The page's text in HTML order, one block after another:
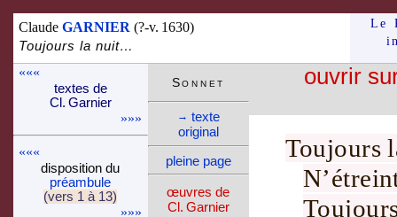
ClaudeGARNIER (?-v. 1630)
Toujours la nuit…
Le
«««
textes de
Cl. Gar­nier
»»»
«««
dispo­si­tion du
pré­am­bule
(vers 1 à 13)
»»»
ouvrir
Toujours
Son­net
→ texte
ori­ginal
pleine page
œuvres de
Cl. Gar­nier